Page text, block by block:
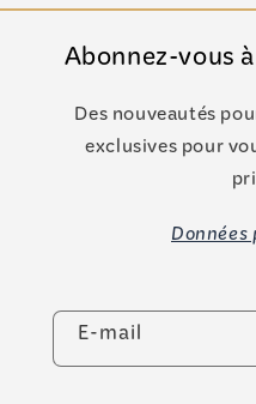
Abonnez-vous
Des nouveautés
exclusives pour
Données
E-mail